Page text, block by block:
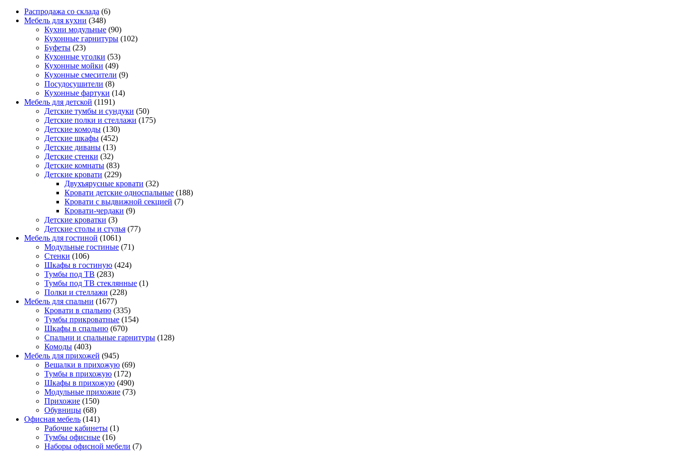
Распродажа со склада (6)
Мебель для кухни (348)
Кухни модульные (90)
Кухонные гарнитуры (102)
Буфеты (23)
Кухонные уголки (53)
Кухонные мойки (49)
Кухонные смесители (9)
Посудосушители (8)
Кухонные фартуки (14)
Мебель для детской (1191)
Детские тумбы и сундуки (50)
Детские полки и стеллажи (175)
Детские комоды (130)
Детские шкафы (452)
Детские диваны (13)
Детские стенки (32)
Детские комнаты (83)
Детские кровати (229)
Двухъярусные кровати (32)
Кровати детские односпальные (188)
Кровати с выдвижной секцией (7)
Кровати-чердаки (9)
Детские кроватки (3)
Детские столы и стулья (77)
Мебель для гостиной (1061)
Модульные гостиные (71)
Стенки (106)
Шкафы в гостиную (424)
Тумбы под ТВ (283)
Тумбы под ТВ стеклянные (1)
Полки и стеллажи (228)
Мебель для спальни (1677)
Кровати в спальню (335)
Тумбы прикроватные (154)
Шкафы в спальню (670)
Спальни и спальные гарнитуры (128)
Комоды (403)
Мебель для прихожей (945)
Вешалки в прихожую (69)
Тумбы в прихожую (172)
Шкафы в прихожую (490)
Модульные прихожие (73)
Прихожие (150)
Обувницы (68)
Офисная мебель (141)
Рабочие кабинеты (1)
Тумбы офисные (16)
Наборы офисной мебели (7)